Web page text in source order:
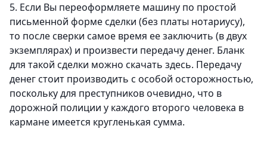
5. Если Вы переоформляете машину по простой
письменной форме сделки (без платы нотариусу),
то после сверки самое время ее заключить (в двух
экземплярах) и произвести передачу денег. Бланк
для такой сделки можно скачать здесь. Передачу
денег стоит производить с особой осторожностью,
поскольку для преступников очевидно, что в
дорожной полиции у каждого второго человека в
кармане имеется кругленькая сумма.